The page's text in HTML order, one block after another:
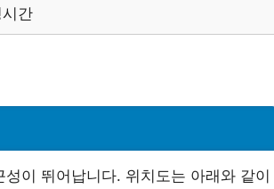
간
이 뛰어납니다. 위치도는 아래와 같이